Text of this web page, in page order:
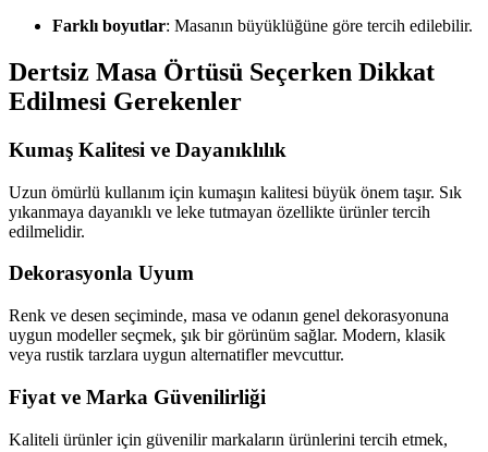
Farklı boyutlar: Masanın büyüklüğüne göre tercih edilebilir.
Dertsiz Masa Örtüsü Seçerken Dikkat
Edilmesi Gerekenler
Kumaş Kalitesi ve Dayanıklılık
Uzun ömürlü kullanım için kumaşın kalitesi büyük önem taşır. Sık
yıkanmaya dayanıklı ve leke tutmayan özellikte ürünler tercih
edilmelidir.
Dekorasyonla Uyum
Renk ve desen seçiminde, masa ve odanın genel dekorasyonuna
uygun modeller seçmek, şık bir görünüm sağlar. Modern, klasik
veya rustik tarzlara uygun alternatifler mevcuttur.
Fiyat ve Marka Güvenilirliği
Kaliteli ürünler için güvenilir markaların ürünlerini tercih etmek,